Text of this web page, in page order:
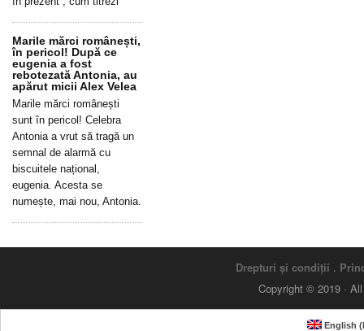
Marile mărci românești,
în pericol! După ce
eugenia a fost
rebotezată Antonia, au
apărut micii Alex Velea
Marile mărci românești
sunt în pericol! Celebra
Antonia a vrut să tragă un
semnal de alarmă cu
biscuitele național,
eugenia. Acesta se
numește, mai nou, Antonia.
Drepturi și condiții .
Copyright © 2019 ·
English (